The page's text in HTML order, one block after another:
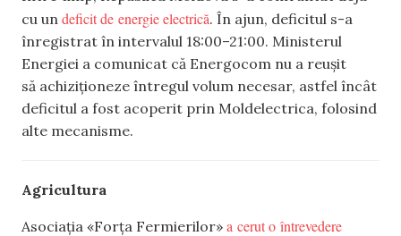
cu un deficit de energie electrică. În ajun, deficitul s-a
înregistrat în intervalul 18:00–21:00. Ministerul
Energiei a comunicat că Energocom nu a reușit
să achiziționeze întregul volum necesar, astfel încât
deficitul a fost acoperit prin Moldelectrica, folosind
alte mecanisme.
Agricultura
Asociația «Forța Fermierilor» a cerut o întrevedere